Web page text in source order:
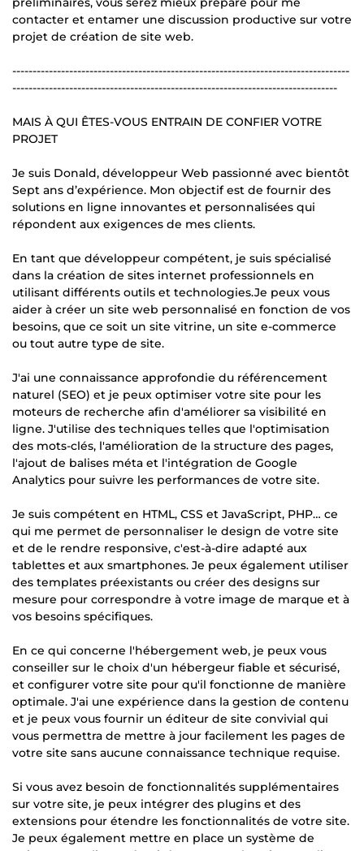
contacter et entamer une discussion productive sur votre
projet de création de site web.
-----------------------------------------------------------------------------------
--------------------------------------------------------------------------------
MAIS À QUI ÊTES-VOUS ENTRAIN DE CONFIER VOTRE
PROJET
Je suis Donald, développeur Web passionné avec bientôt
Sept ans d’expérience. Mon objectif est de fournir des
solutions en ligne innovantes et personnalisées qui
répondent aux exigences de mes clients.
En tant que développeur compétent, je suis spécialisé
dans la création de sites internet professionnels en
utilisant différents outils et technologies.Je peux vous
aider à créer un site web personnalisé en fonction de vos
besoins, que ce soit un site vitrine, un site e-commerce
ou tout autre type de site.
J'ai une connaissance approfondie du référencement
naturel (SEO) et je peux optimiser votre site pour les
moteurs de recherche afin d'améliorer sa visibilité en
ligne. J'utilise des techniques telles que l'optimisation
des mots-clés, l'amélioration de la structure des pages,
l'ajout de balises méta et l'intégration de Google
Analytics pour suivre les performances de votre site.
Je suis compétent en HTML, CSS et JavaScript, PHP… ce
qui me permet de personnaliser le design de votre site
et de le rendre responsive, c'est-à-dire adapté aux
tablettes et aux smartphones. Je peux également utiliser
des templates préexistants ou créer des designs sur
mesure pour correspondre à votre image de marque et à
vos besoins spécifiques.
En ce qui concerne l'hébergement web, je peux vous
conseiller sur le choix d'un hébergeur fiable et sécurisé,
et configurer votre site pour qu'il fonctionne de manière
optimale. J'ai une expérience dans la gestion de contenu
et je peux vous fournir un éditeur de site convivial qui
vous permettra de mettre à jour facilement les pages de
votre site sans aucune connaissance technique requise.
Si vous avez besoin de fonctionnalités supplémentaires
sur votre site, je peux intégrer des plugins et des
extensions pour étendre les fonctionnalités de votre site.
Je peux également mettre en place un système de